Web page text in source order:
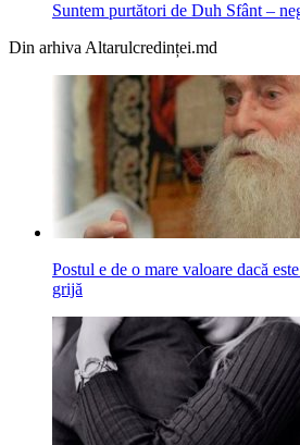
Suntem purtători de Duh Sfânt –
Din arhiva Altarulcredinței.md
Postul e de o mare valoare dacă
grijă